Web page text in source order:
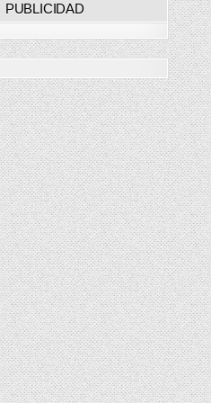
PUBLICIDAD